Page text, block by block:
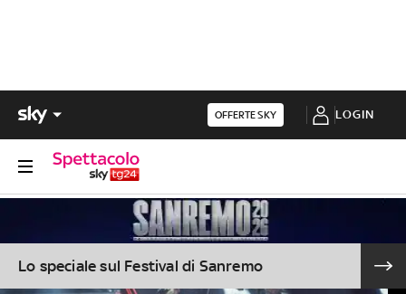
OFFERTE SKY LOGIN
Lo speciale sul Festival di Sanremo